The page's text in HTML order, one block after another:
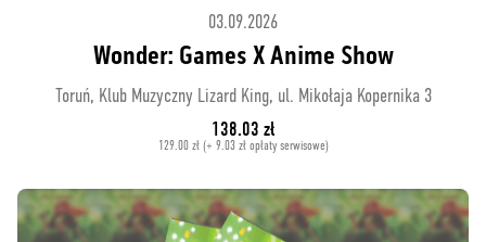
03.09.2026
Wonder: Games X Anime Show
Toruń, Klub Muzyczny Lizard King, ul. Mikołaja Kopernika 3
138.03 zł
129.00 zł (+ 9.03 zł opłaty serwisowe)